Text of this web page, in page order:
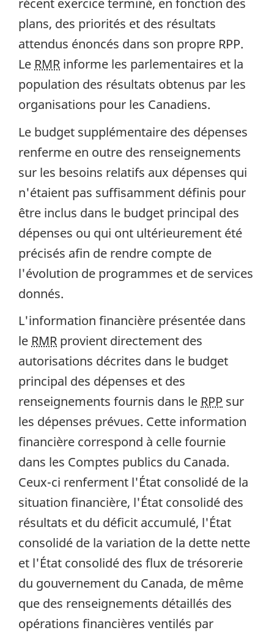
récent exercice terminé, en fonction des
plans, des priorités et des résultats
attendus énoncés dans son propre RPP.
Le RMR informe les parlementaires et la
population des résultats obtenus par les
organisations pour les Canadiens.
Le budget supplémentaire des dépenses
renferme en outre des renseignements
sur les besoins relatifs aux dépenses qui
n'étaient pas suffisamment définis pour
être inclus dans le budget principal des
dépenses ou qui ont ultérieurement été
précisés afin de rendre compte de
l'évolution de programmes et de services
donnés.
L'information financière présentée dans
le RMR provient directement des
autorisations décrites dans le budget
principal des dépenses et des
renseignements fournis dans le RPP sur
les dépenses prévues. Cette information
financière correspond à celle fournie
dans les Comptes publics du Canada.
Ceux-ci renferment l'État consolidé de la
situation financière, l'État consolidé des
résultats et du déficit accumulé, l'État
consolidé de la variation de la dette nette
et l'État consolidé des flux de trésorerie
du gouvernement du Canada, de même
que des renseignements détaillés des
opérations financières ventilés par